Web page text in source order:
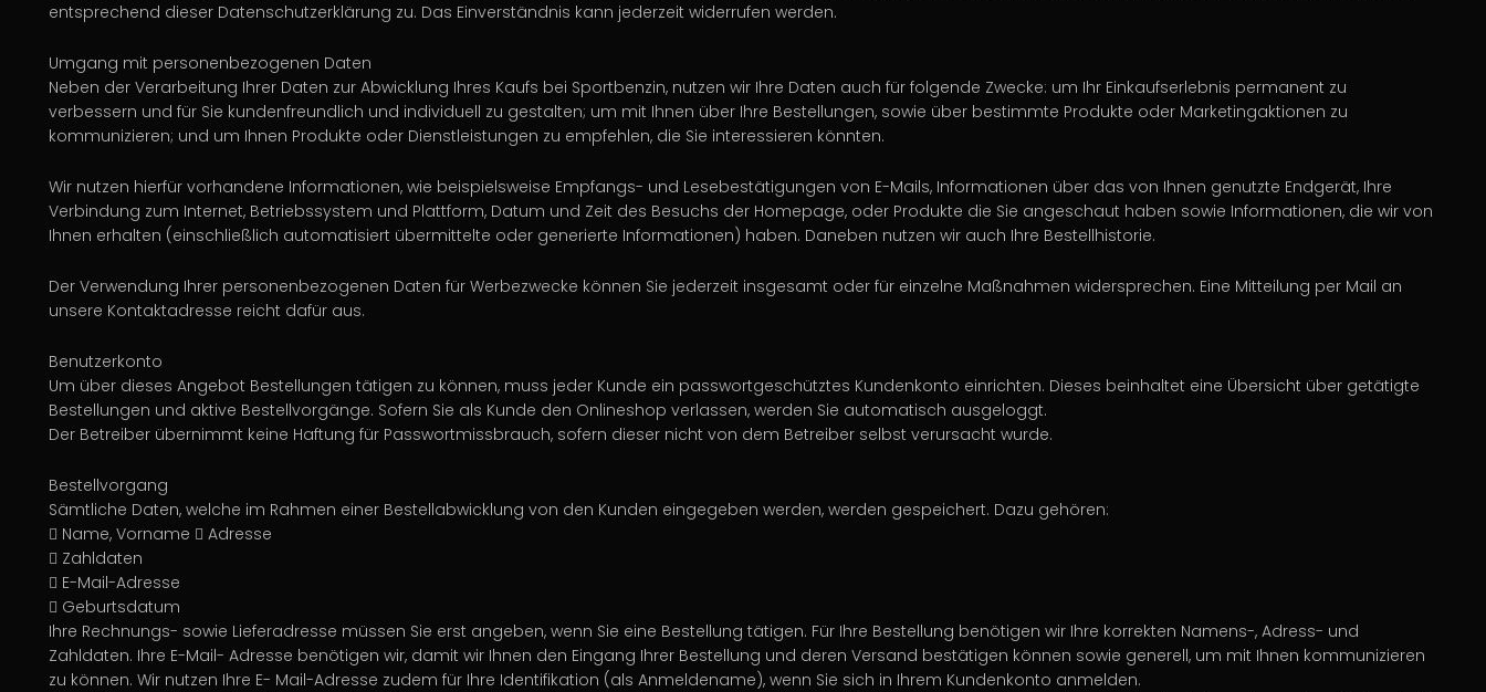
entsprechend dieser Datenschutzerklärung zu. Das Einverständnis kann jederzeit widerrufen werden.
Umgang mit personenbezogenen Daten
Neben der Verarbeitung Ihrer Daten zur Abwicklung Ihres Kaufs bei Sportbenzin, nutzen wir Ihre Daten auch für folgende Zwecke: um Ihr Einkaufserlebnis permanent zu
verbessern und für Sie kundenfreundlich und individuell zu gestalten; um mit Ihnen über Ihre Bestellungen, sowie über bestimmte Produkte oder Marketingaktionen zu
kommunizieren; und um Ihnen Produkte oder Dienstleistungen zu empfehlen, die Sie interessieren könnten.
Wir nutzen hierfür vorhandene Informationen, wie beispielsweise Empfangs- und Lesebestätigungen von E-Mails, Informationen über das von Ihnen genutzte Endgerät, Ihre
Verbindung zum Internet, Betriebssystem und Plattform, Datum und Zeit des Besuchs der Homepage, oder Produkte die Sie angeschaut haben sowie Informationen, die wir von
Ihnen erhalten (einschließlich automatisiert übermittelte oder generierte Informationen) haben. Daneben nutzen wir auch Ihre Bestellhistorie.
Der Verwendung Ihrer personenbezogenen Daten für Werbezwecke können Sie jederzeit insgesamt oder für einzelne Maßnahmen widersprechen. Eine Mitteilung per Mail an
unsere Kontaktadresse reicht dafür aus.
Benutzerkonto
Um über dieses Angebot Bestellungen tätigen zu können, muss jeder Kunde ein passwortgeschütztes Kundenkonto einrichten. Dieses beinhaltet eine Übersicht über getätigte
Bestellungen und aktive Bestellvorgänge. Sofern Sie als Kunde den Onlineshop verlassen, werden Sie automatisch ausgeloggt.
Der Betreiber übernimmt keine Haftung für Passwortmissbrauch, sofern dieser nicht von dem Betreiber selbst verursacht wurde.
Bestellvorgang
Sämtliche Daten, welche im Rahmen einer Bestellabwicklung von den Kunden eingegeben werden, werden gespeichert. Dazu gehören:
 Name, Vorname  Adresse
 Zahldaten
 E-Mail-Adresse
 Geburtsdatum
Ihre Rechnungs- sowie Lieferadresse müssen Sie erst angeben, wenn Sie eine Bestellung tätigen. Für Ihre Bestellung benötigen wir Ihre korrekten Namens-, Adress- und
Zahldaten. Ihre E-Mail- Adresse benötigen wir, damit wir Ihnen den Eingang Ihrer Bestellung und deren Versand bestätigen können sowie generell, um mit Ihnen kommunizieren
zu können. Wir nutzen Ihre E- Mail-Adresse zudem für Ihre Identifikation (als Anmeldename), wenn Sie sich in Ihrem Kundenkonto anmelden.